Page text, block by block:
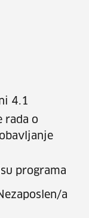
4.1
rada o
programa
a